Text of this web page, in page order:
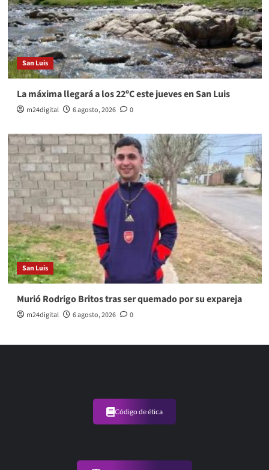
San Luis
La máxima llegará a los 22ºC este jueves en San Luis
m24digital 6 agosto, 2026 0
San Luis
Murió Rodrigo Britos tras ser quemado por su expareja
m24digital 6 agosto, 2026 0
Código de ética